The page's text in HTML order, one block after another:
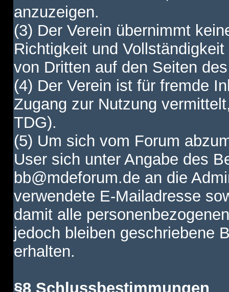
anzuzeigen.
(3) Der Verein übernimmt
Richtigkeit und
von Dritten auf den Seiten
(4) Der Verein ist für fremde
Zugang zur Nutzung
TDG).
(5) Um sich vom Forum
User sich unter Angabe des
bb@mdeforum.de an die
verwendete E-Mailadresse
damit alle
jedoch bleiben geschriebene
erhalten.
§8 Schlussbestimmungen